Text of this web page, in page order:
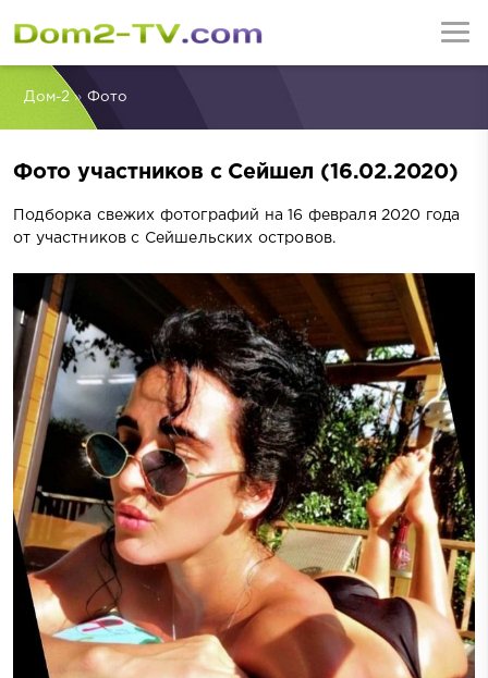
Дом-2» Фото
Фото участников с Сейшел (16.02.2020)
Подборка свежих фотографий на 16 февраля 2020 года
от участников с Сейшельских островов.